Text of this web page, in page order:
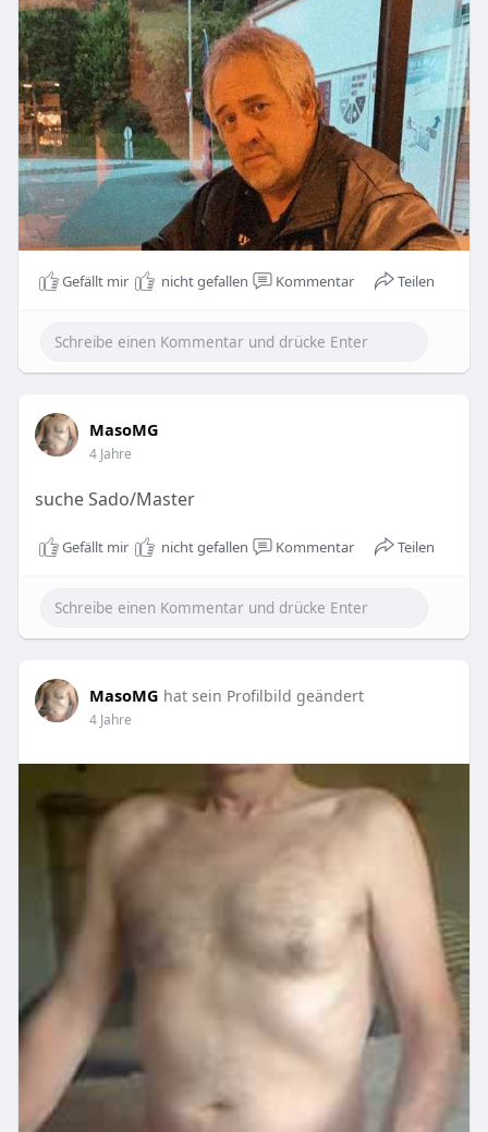
Gefällt mir nicht gefallen Kommentar Teilen
MasoMG
4 Jahre
suche Sado/Master
Gefällt mir nicht gefallen Kommentar Teilen
MasoMG hat sein Profilbild geändert
4 Jahre